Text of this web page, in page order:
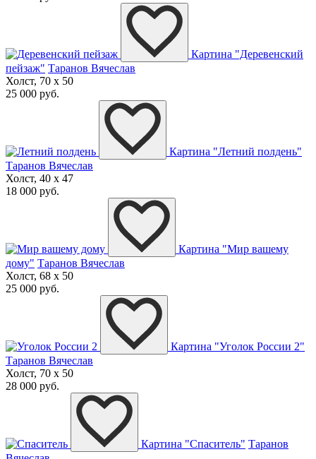
Картина "Деревенский
пейзаж" Таранов Вячеслав
Холст, 70 x 50
25 000 руб.
Картина "Летний полдень"
Таранов Вячеслав
Холст, 40 x 47
18 000 руб.
Картина "Мир вашему
дому" Таранов Вячеслав
Холст, 68 x 50
25 000 руб.
Картина "Уголок России 2"
Таранов Вячеслав
Холст, 70 x 50
28 000 руб.
Картина "Спаситель" Таранов